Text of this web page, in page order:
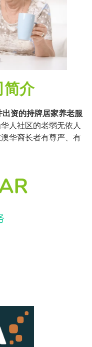
介
资的持牌居家养老服
人社区的老弱无依人
华裔长者有尊严、有